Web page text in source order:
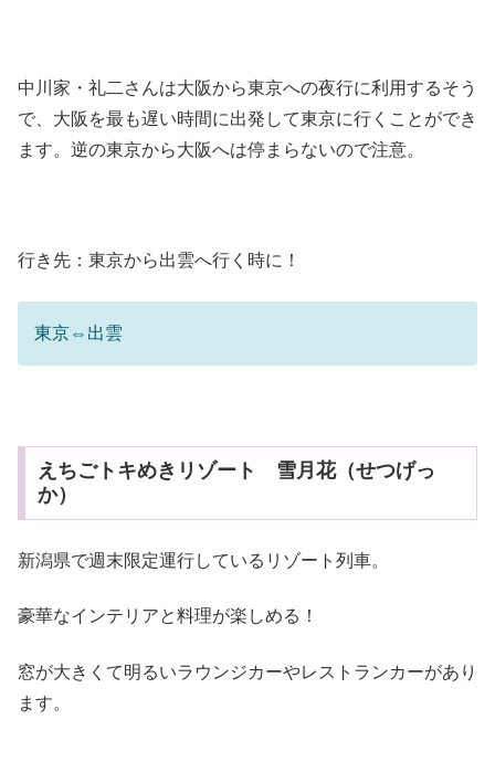
中川家・礼二さんは大阪から東京への夜行に利用するそう
で、大阪を最も遅い時間に出発して東京に行くことができ
ます。逆の東京から大阪へは停まらないので注意。
行き先：東京から出雲へ行く時に！
東京⇔出雲
えちごトキめきリゾート 雪月花（せつげっ
か）
新潟県で週末限定運行しているリゾート列車。
豪華なインテリアと料理が楽しめる！
窓が大きくて明るいラウンジカーやレストランカーがあり
ます。